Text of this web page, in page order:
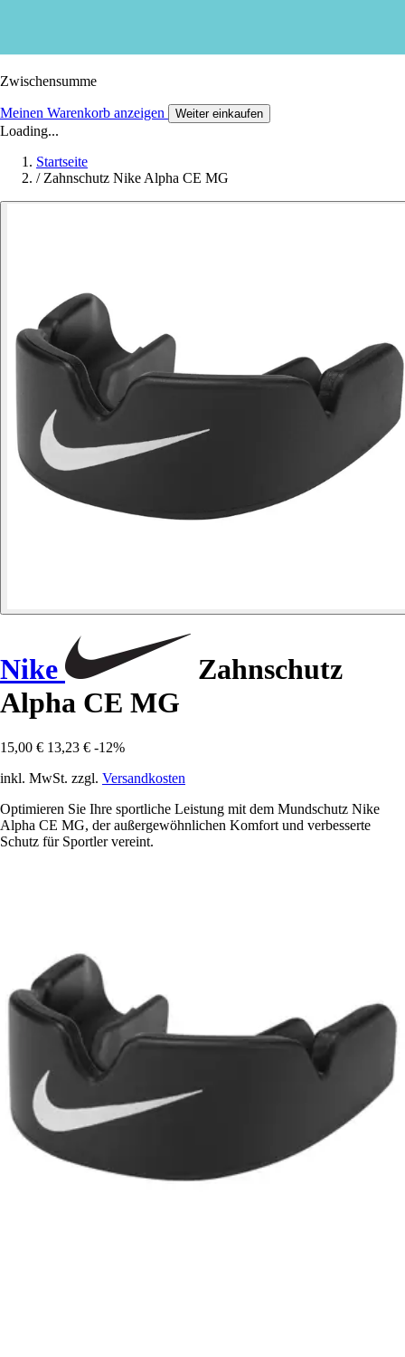
Zwischensumme
Meinen Warenkorb anzeigen Weiter einkaufen
Loading...
Startseite
/ Zahnschutz Nike Alpha CE MG
Nike
Zahnschutz
Alpha CE MG
15,00 € 13,23 € -12%
inkl. MwSt. zzgl. Versandkosten
Optimieren Sie Ihre sportliche Leistung mit dem Mundschutz Nike
Alpha CE MG, der außergewöhnlichen Komfort und verbesserte
Schutz für Sportler vereint.